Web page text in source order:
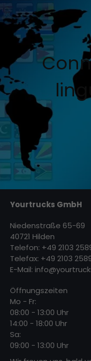
Yourtrucks GmbH
Niedenstraße 65-69
40721 Hilden
Telefon: +49 2103
Telefax: +49 2103
E-Mail:
Öffnungszeiten
Mo - Fr:
08:00 - 13:00 Uhr
14:00 - 18:00 Uhr
Sa:
09:00 - 13:00 Uhr